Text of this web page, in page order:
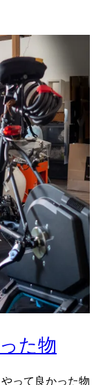
た物
って良かった物